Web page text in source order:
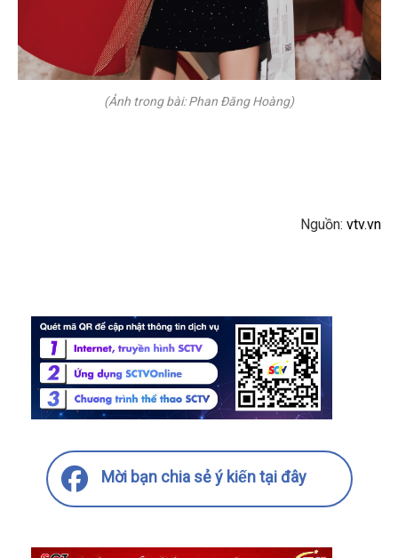
(Ảnh trong bài: Phan Đăng Hoàng)
Nguồn: vtv.vn
Mời bạn chia sẻ ý kiến tại đây